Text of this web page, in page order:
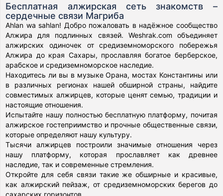
Бесплатная алжирская сеть знакомств –
сердечные связи Магриба
Ahlan wa sahlan! Добро пожаловать в надёжное сообщество
Алжира для подлинных связей. Weshrak.com объединяет
алжирских одиночек от средиземноморского побережья
Алжира до края Сахары, прославляя богатое берберское,
арабское и средиземноморское наследие.
Находитесь ли вы в музыке Орана, мостах Константины или
в различных регионах нашей обширной страны, найдите
совместимых алжирцев, которые ценят семью, традиции и
настоящие отношения.
Испытайте нашу полностью бесплатную платформу, почитая
алжирское гостеприимство и прочные общественные связи,
которые определяют нашу культуру.
Тысячи алжирцев построили значимые отношения через
нашу платформу, которая прославляет как древнее
наследие, так и современные стремления.
Откройте для себя связи такие же обширные и красивые,
как алжирский пейзаж, от средиземноморских берегов до
сахарских горизонтов.